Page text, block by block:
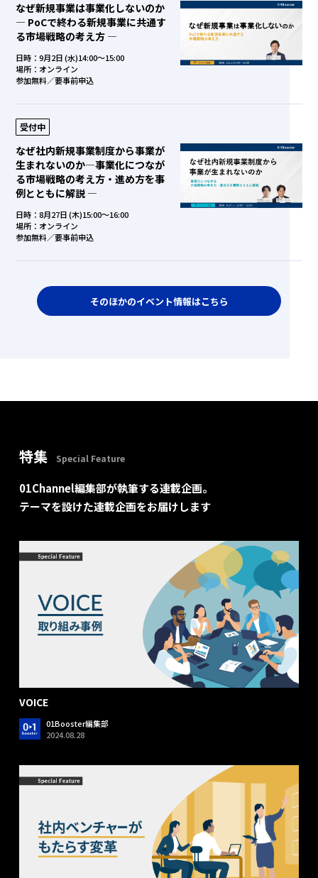
なぜ新規事業は事業化しないのか
― PoCで終わる新規事業に共通す
る市場戦略の考え方 ―
日時：9月2日 (水)14:00～15:00
場所：オンライン
参加無料／要事前申込
受付中
なぜ社内新規事業制度から事業が
生まれないのか―事業化につなが
る市場戦略の考え方・進め方を事
例とともに解説 ―
日時：8月27日 (木)15:00～16:00
場所：オンライン
参加無料／要事前申込
そのほかのイベント情報はこちら
特集 Special Feature
01Channel編集部が執筆する連載企画。
テーマを設けた連載企画をお届けします
VOICE
01Booster編集部
2024.08.28